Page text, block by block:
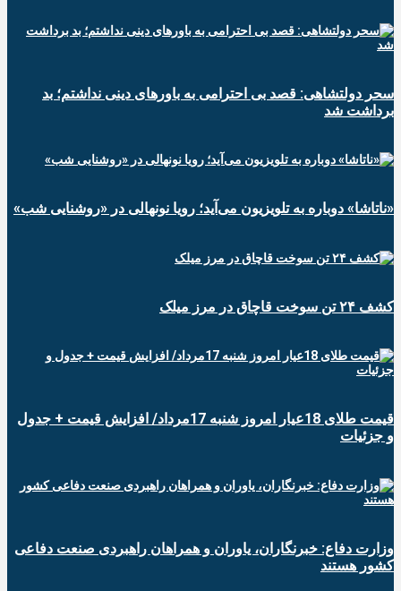
سحر دولتشاهی: قصد بی احترامی به باورهای دینی نداشتم؛ بد
برداشت شد
«ناتاشا» دوباره به تلویزیون می‌آید؛ رویا نونهالی در «روشنایی شب»
کشف ۲۴ تن سوخت قاچاق در مرز میلک
قیمت طلای 18عیار امروز شنبه 17مرداد/ افزایش قیمت + جدول
و جزئیات
وزارت دفاع: خبرنگاران، یاوران و همراهان راهبردی صنعت دفاعی
کشور هستند